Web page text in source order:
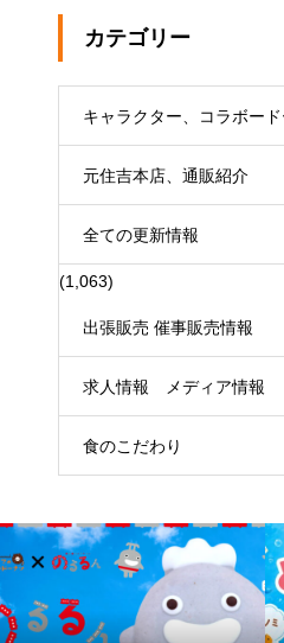
カテゴリー
キャラクター、コラボー
元住吉本店、通販紹介
全ての更新情報
(1,063)
出張販売 催事販売情報
求人情報 メディア情報
食のこだわり